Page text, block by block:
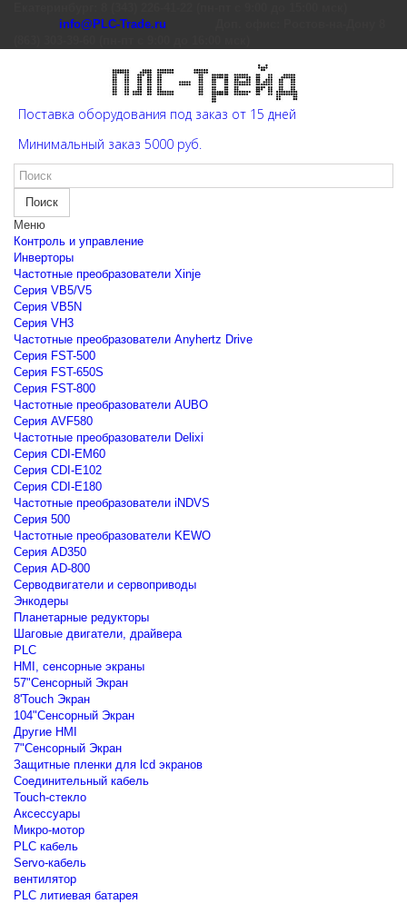
info@PLC-Trade.ru
Поставка оборудования под заказ от 15 дней
Минимальный заказ 5000 руб.
Поиск
Меню
Контроль и управление
Инверторы
Частотные преобразователи Xinje
Cерия VB5/V5
Cерия VB5N
Cерия VH3
Частотные преобразователи Anyhertz Drive
Серия FST-500
Серия FST-650S
Серия FST-800
Частотные преобразователи AUBO
Серия AVF580
Частотные преобразователи Delixi
Серия CDI-EM60
Серия CDI-E102
Серия CDI-E180
Частотные преобразователи iNDVS
Серия 500
Частотные преобразователи KEWO
Серия AD350
Серия AD-800
Серводвигатели и сервоприводы
Энкодеры
Планетарные редукторы
Шаговые двигатели, драйвера
PLC
HMI, сенсорные экраны
57"Сенсорный Экран
8'Touch Экран
104"Сенсорный Экран
Другие HMI
7"Сенсорный Экран
Защитные пленки для lcd экранов
Соединительный кабель
Touch-стекло
Аксессуары
Микро-мотор
PLC кабель
Servo-кабель
вентилятор
PLC литиевая батарея